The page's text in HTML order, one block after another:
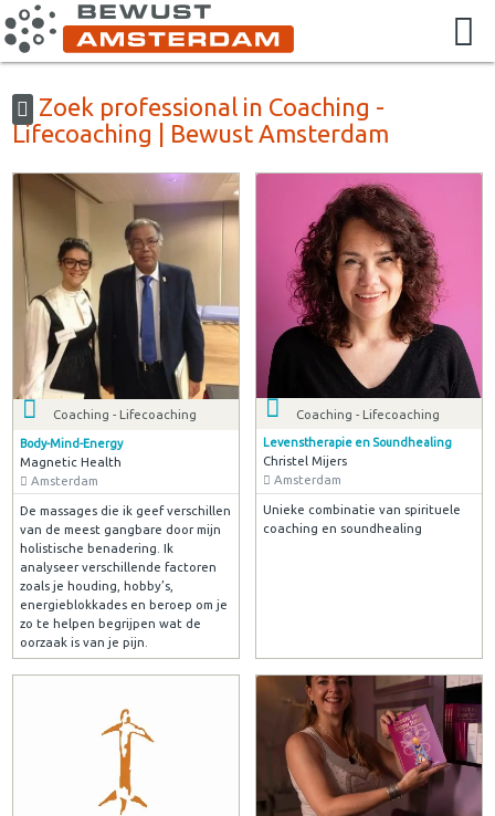
Zoek professional in Coaching -
Lifecoaching | Bewust Amsterdam
Coaching - Lifecoaching
Body-Mind-Energy
Magnetic Health
Amsterdam
De massages die ik geef verschillen
van de meest gangbare door mijn
holistische benadering. Ik
analyseer verschillende factoren
zoals je houding, hobby’s,
energieblokkades en beroep om je
zo te helpen begrijpen wat de
oorzaak is van je pijn.
Coaching - Lifecoaching
Levenstherapie en Soundhealing
Christel Mijers
Amsterdam
Unieke combinatie van spirituele
coaching en soundhealing